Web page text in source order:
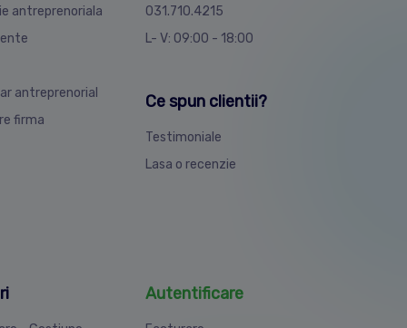
antreprenoriala
antreprenorial
firma
031.710.4215
L- V: 09:00 - 18:00
Ce spun clientii?
Testimoniale
Lasa o recenzie
Autentificare